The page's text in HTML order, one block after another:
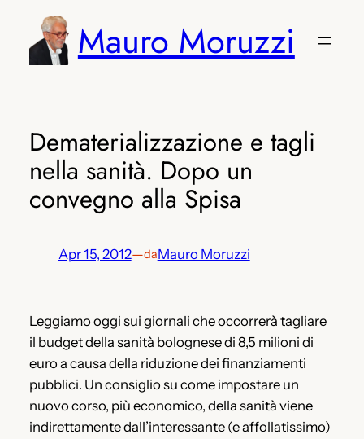
contenuto
Mauro Moruzzi
Dematerializzazione e tagli
nella sanità. Dopo un
convegno alla Spisa
Apr 15, 2012—daMauro Moruzzi
Leggiamo oggi sui giornali che occorrerà tagliare
il budget della sanità bolognese di 8,5 milioni di
euro a causa della riduzione dei finanziamenti
pubblici. Un consiglio su come impostare un
nuovo corso, più economico, della sanità viene
indirettamente dall’interessante (e affollatissimo)